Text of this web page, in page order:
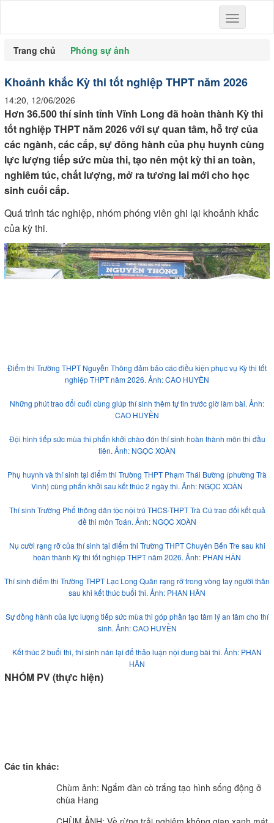
Toggle
navigation
Trang chủ
Phóng sự ảnh
Khoảnh khắc Kỳ thi tốt nghiệp THPT năm 2026
14:20, 12/06/2026
Hơn 36.500 thí sinh tỉnh Vĩnh Long đã hoàn thành Kỳ thi
tốt nghiệp THPT năm 2026 với sự quan tâm, hỗ trợ của
các ngành, các cấp, sự đồng hành của phụ huynh cùng
lực lượng tiếp sức mùa thi, tạo nên một kỳ thi an toàn,
nghiêm túc, chất lượng, mở ra tương lai mới cho học
sinh cuối cấp.
Quá trình tác nghiệp, nhóm phóng viên ghi lại khoảnh khắc
của kỳ thi.
Điểm thi Trường THPT Nguyễn Thông đảm bảo các điều kiện phục vụ Kỳ thi tốt
nghiệp THPT năm 2026. Ảnh: CAO HUYỀN
Những phút trao đổi cuối cùng giúp thí sinh thêm tự tin trước giờ làm bài. Ảnh:
CAO HUYỀN
Đội hình tiếp sức mùa thi phấn khởi chào đón thí sinh hoàn thành môn thi đầu
tiên. Ảnh: NGỌC XOÀN
Phụ huynh và thí sinh tại điểm thi Trường THPT Phạm Thái Bường (phường Trà
Vinh) cùng phấn khởi sau kết thúc 2 ngày thi. Ảnh: NGỌC XOÀN
Thí sinh Trường Phổ thông dân tộc nội trú THCS-THPT Trà Cú trao đổi kết quả
đề thi môn Toán. Ảnh: NGỌC XOÀN
Nụ cười rạng rỡ của thí sinh tại điểm thi Trường THPT Chuyên Bến Tre sau khi
hoàn thành Kỳ thi tốt nghiệp THPT năm 2026. Ảnh: PHAN HÂN
Thí sinh điểm thi Trường THPT Lạc Long Quân rạng rỡ trong vòng tay người thân
sau khi kết thúc buổi thi. Ảnh: PHAN HÂN
Sự đồng hành của lực lượng tiếp sức mùa thi góp phần tạo tâm lý an tâm cho thí
sinh. Ảnh: CAO HUYỀN
Kết thúc 2 buổi thi, thí sinh nán lại để thảo luận nội dung bài thi. Ảnh: PHAN
HÂN
NHÓM PV (thực hiện)
Các tin khác:
Chùm ảnh: Ngắm đàn cò trắng tạo hình sống động ở
chùa Hang